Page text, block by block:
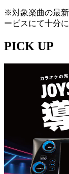
※対象楽曲の最
ービスにて十分
PICK UP